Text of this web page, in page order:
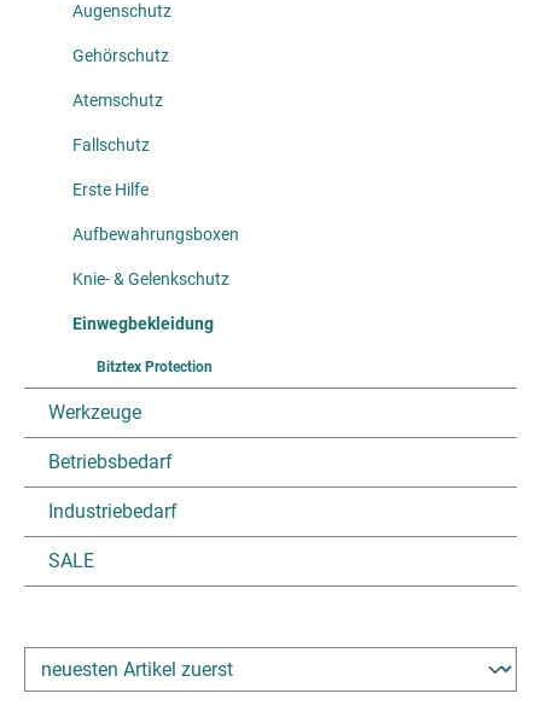
Augenschutz
Gehörschutz
Atemschutz
Fallschutz
Erste Hilfe
Aufbewahrungsboxen
Knie- & Gelenkschutz
Einwegbekleidung
Bitztex Protection
Werkzeuge
Betriebsbedarf
Industriebedarf
SALE